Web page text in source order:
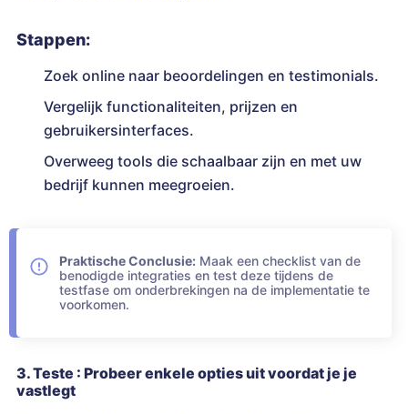
Stappen:
Zoek online naar beoordelingen en testimonials.
Vergelijk functionaliteiten, prijzen en
gebruikersinterfaces.
Overweeg tools die schaalbaar zijn en met uw
bedrijf kunnen meegroeien.
Praktische Conclusie: Maak een checklist van de
benodigde integraties en test deze tijdens de
testfase om onderbrekingen na de implementatie te
voorkomen.
3. Teste : Probeer enkele opties uit voordat je je
vastlegt